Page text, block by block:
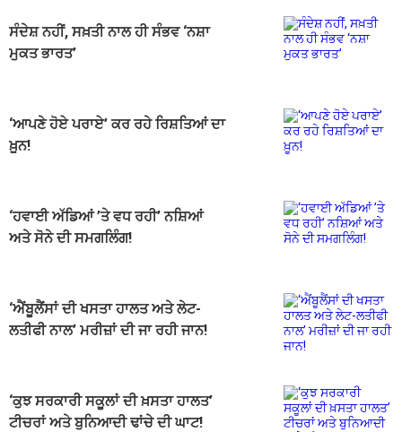
ਸੰਦੇਸ਼ ਨਹੀਂ, ਸਖ਼ਤੀ ਨਾਲ ਹੀ ਸੰਭਵ ‘ਨਸ਼ਾ
ਮੁਕਤ ਭਾਰਤ’
‘ਆਪਣੇ ਹੋਏ ਪਰਾਏ’ ਕਰ ਰਹੇ ਰਿਸ਼ਤਿਆਂ ਦਾ
ਖ਼ੂਨ!
‘ਹਵਾਈ ਅੱਡਿਆਂ ’ਤੇ ਵਧ ਰਹੀ’ ਨਸ਼ਿਆਂ
ਅਤੇ ਸੋਨੇ ਦੀ ਸਮਗਲਿੰਗ!
‘ਐਂਬੂਲੈਂਸਾਂ ਦੀ ਖਸਤਾ ਹਾਲਤ ਅਤੇ ਲੇਟ-
ਲਤੀਫੀ ਨਾਲ’ ਮਰੀਜ਼ਾਂ ਦੀ ਜਾ ਰਹੀ ਜਾਨ!
‘ਕੁਝ ਸਰਕਾਰੀ ਸਕੂਲਾਂ ਦੀ ਖ਼ਸਤਾ ਹਾਲਤ’
ਟੀਚਰਾਂ ਅਤੇ ਬੁਨਿਆਦੀ ਢਾਂਚੇ ਦੀ ਘਾਟ!